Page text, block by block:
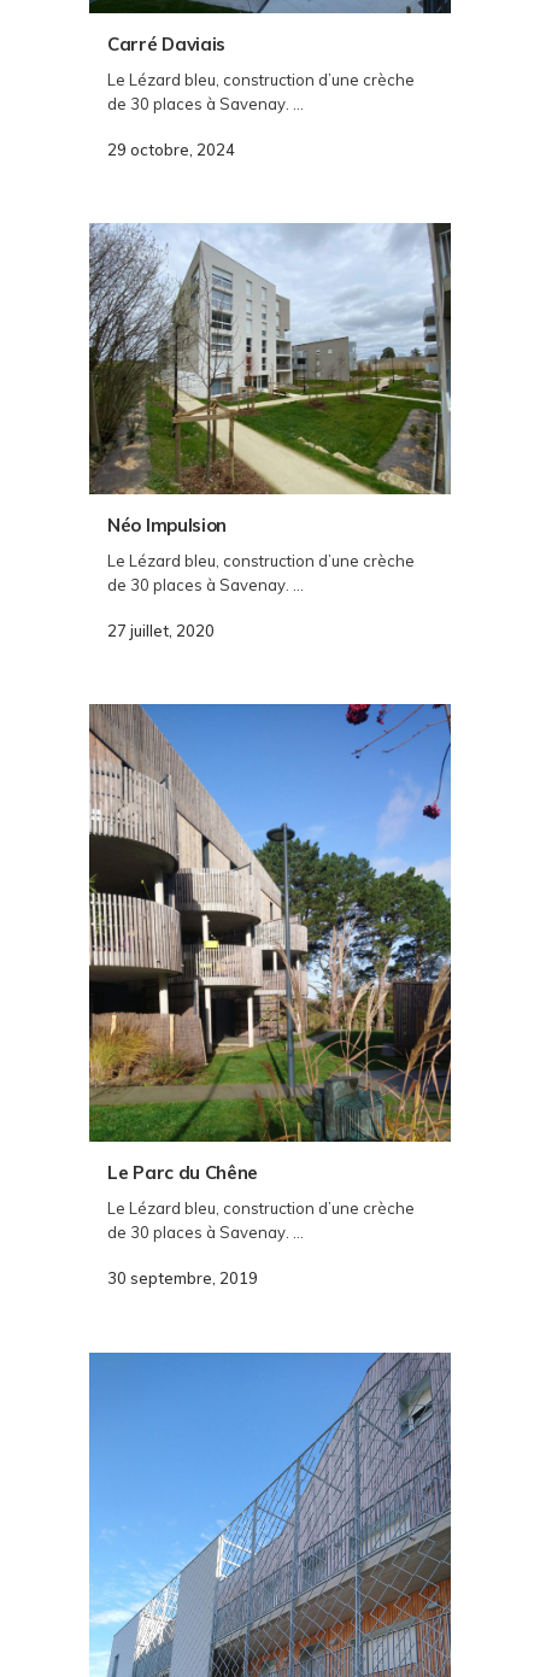
Carré Daviais
Le Lézard bleu, construction d’une crèche
de 30 places à Savenay. ...
29 octobre, 2024
Néo Impulsion
Le Lézard bleu, construction d’une crèche
de 30 places à Savenay. ...
27 juillet, 2020
Le Parc du Chêne
Le Lézard bleu, construction d’une crèche
de 30 places à Savenay. ...
30 septembre, 2019